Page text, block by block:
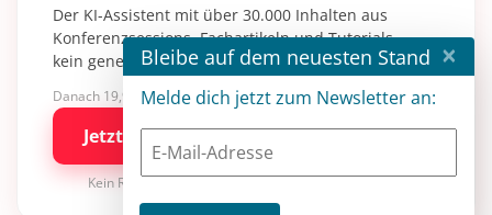
Der KI-Assistent mit über 30.000 Inhalten aus
Konferenzsessions, Fachartikeln und Tutorials –
kein generisches KI-Wissen.
Danach 19,90 €/Monat mit entwickler.de BASIC
Jetzt kostenlos testen
Kein Risiko · jederzeit kündbar
Bleibe auf dem neuesten Stand ×
Melde dich jetzt zum Newsletter an: